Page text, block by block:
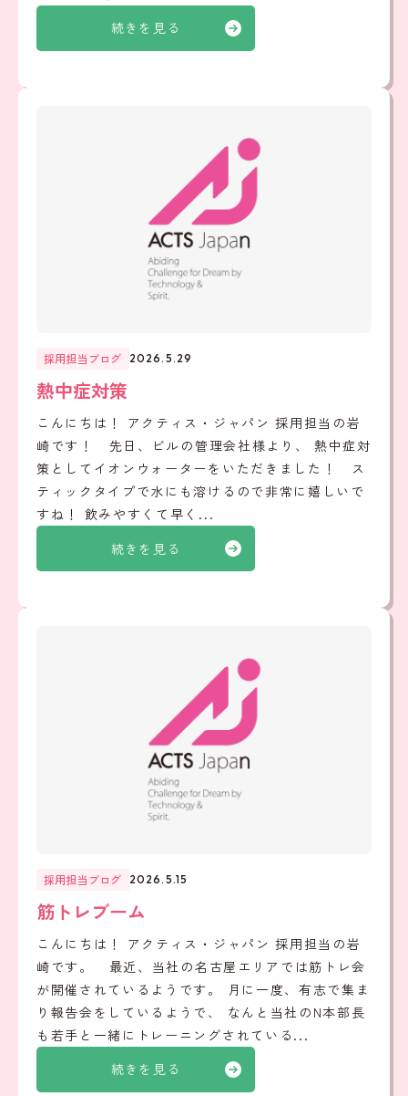
続きを見る
続きを見る
採用担当ブログ 2026.5.29
熱中症対策
こんにちは！ アクティス・ジャパン 採用担当の岩
崎です！ 先日、ビルの管理会社様より、 熱中症対
策としてイオンウォーターをいただきました！ ス
ティックタイプで水にも溶けるので非常に嬉しいで
すね！ 飲みやすくて早く...
続きを見る
採用担当ブログ 2026.5.15
筋トレブーム
こんにちは！ アクティス・ジャパン 採用担当の岩
崎です。 最近、当社の名古屋エリアでは筋トレ会
が開催されているようです。 月に一度、有志で集ま
り報告会をしているようで、 なんと当社のN本部長
も若手と一緒にトレーニングされている...